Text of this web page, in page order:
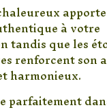
à votre
tandis que les
renforcent son
harmonieux.
parfaitement